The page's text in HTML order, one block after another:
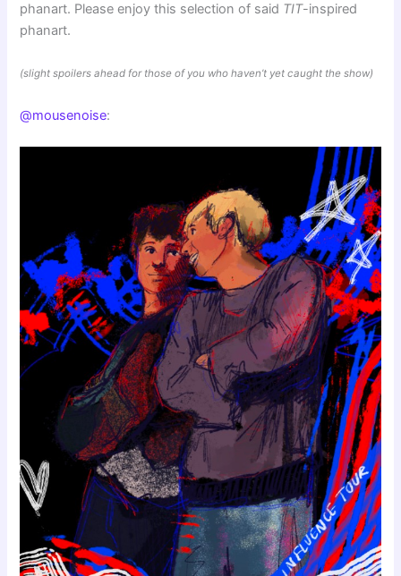
phanart. Please enjoy this selection of said TIT-inspired
phanart.
(slight spoilers ahead for those of you who haven’t yet caught the show)
@mousenoise: